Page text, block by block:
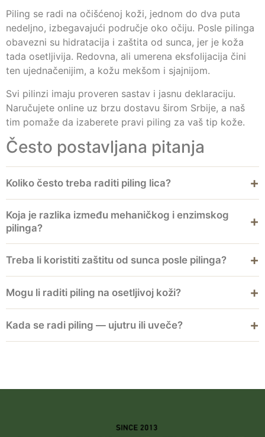
Piling se radi na očišćenoj koži, jednom do dva puta
nedeljno, izbegavajući područje oko očiju. Posle pilinga
obavezni su hidratacija i zaštita od sunca, jer je koža
tada osetljivija. Redovna, ali umerena eksfolijacija čini
ten ujednačenijim, a kožu mekšom i sjajnijom.
Svi pilinzi imaju proveren sastav i jasnu deklaraciju.
Naručujete online uz brzu dostavu širom Srbije, a naš
tim pomaže da izaberete pravi piling za vaš tip kože.
Često postavljana pitanja
Koliko često treba raditi piling lica?
Koja je razlika između mehaničkog i enzimskog
pilinga?
Treba li koristiti zaštitu od sunca posle pilinga?
Mogu li raditi piling na osetljivoj koži?
Kada se radi piling — ujutru ili uveče?